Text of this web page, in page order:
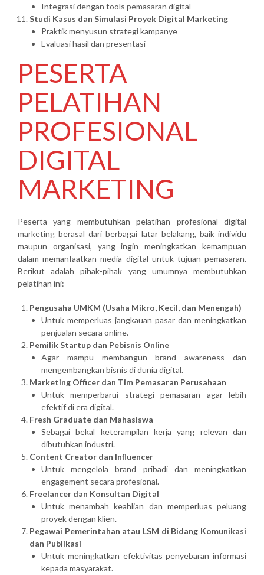
Integrasi dengan tools pemasaran digital
Studi Kasus dan Simulasi Proyek Digital Marketing
Praktik menyusun strategi kampanye
Evaluasi hasil dan presentasi
PESERTA
PELATIHAN
PROFESIONAL
DIGITAL
MARKETING
Peserta yang membutuhkan pelatihan profesional digital
marketing berasal dari berbagai latar belakang, baik individu
maupun organisasi, yang ingin meningkatkan kemampuan
dalam memanfaatkan media digital untuk tujuan pemasaran.
Berikut adalah pihak-pihak yang umumnya membutuhkan
pelatihan ini:
Pengusaha UMKM (Usaha Mikro, Kecil, dan Menengah)
Untuk memperluas jangkauan pasar dan meningkatkan
penjualan secara online.
Pemilik Startup dan Pebisnis Online
Agar mampu membangun brand awareness dan
mengembangkan bisnis di dunia digital.
Marketing Officer dan Tim Pemasaran Perusahaan
Untuk memperbarui strategi pemasaran agar lebih
efektif di era digital.
Fresh Graduate dan Mahasiswa
Sebagai bekal keterampilan kerja yang relevan dan
dibutuhkan industri.
Content Creator dan Influencer
Untuk mengelola brand pribadi dan meningkatkan
engagement secara profesional.
Freelancer dan Konsultan Digital
Untuk menambah keahlian dan memperluas peluang
proyek dengan klien.
Pegawai Pemerintahan atau LSM di Bidang Komunikasi
dan Publikasi
Untuk meningkatkan efektivitas penyebaran informasi
kepada masyarakat.